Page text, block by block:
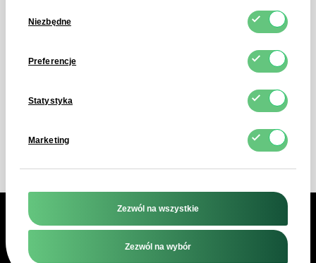
zgody
Niezbędne
Preferencje
Statystyka
Marketing
Zezwól na wszystkie
Zezwól na wybór
Skontaktuj się przez formularz, a w
ciągu 4 godzin otrzymasz odpowiedź